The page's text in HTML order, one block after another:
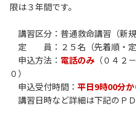
限は３年間です。
講習区分：普通救命講習（新
定 員：２５名（先着順・定
申込方法： 電話のみ （０４
０）
申込受付時間： 平日9時00分
講習日時など詳細は下記のＰ